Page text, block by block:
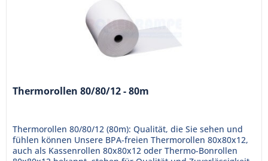
Thermorollen 80/80/12 - 80m
Thermorollen 80/80/12 (80m): Qualität, die Sie sehen und
fühlen können Unsere BPA-freien Thermorollen 80x80x12,
auch als Kassenrollen 80x80x12 oder Thermo-Bonrollen